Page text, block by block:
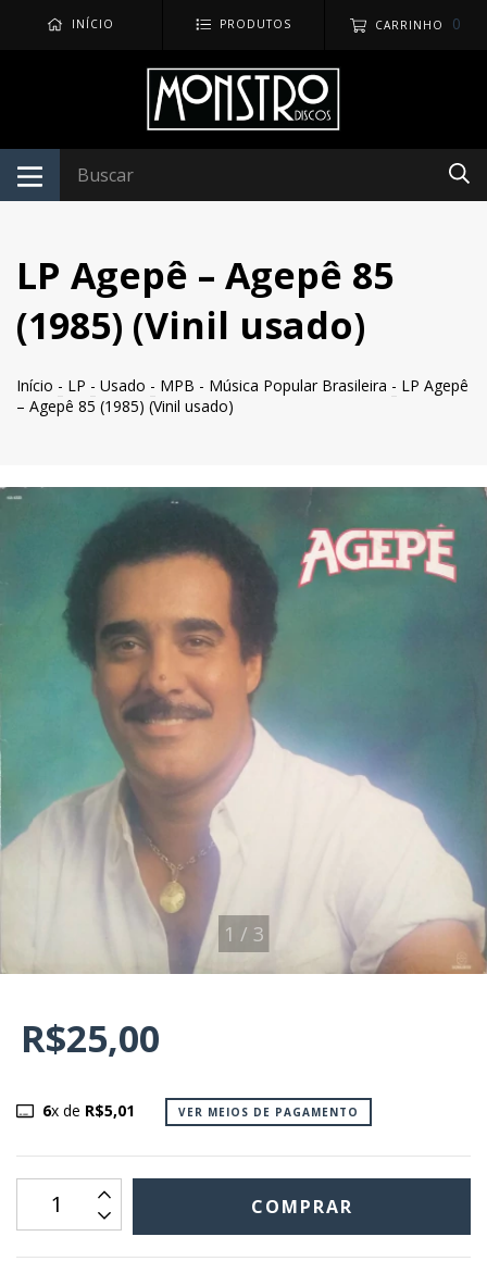
INÍCIO PRODUTOS CARRINHO 0
LP Agepê – Agepê 85
(1985) (Vinil usado)
Início - LP - Usado - MPB - Música Popular Brasileira - LP Agepê
– Agepê 85 (1985) (Vinil usado)
1 / 3
R$25,00
6x de R$5,01 VER MEIOS DE PAGAMENTO